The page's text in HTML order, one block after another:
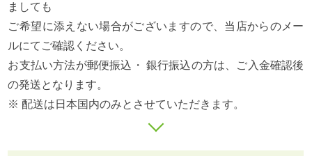
ましても
ご希望に添えない場合がございますので、当店からのメー
ルにてご確認ください。
お支払い方法が郵便振込・ 銀行振込の方は、ご入金確認後
の発送となります。
※ 配送は日本国内のみとさせていただきます。